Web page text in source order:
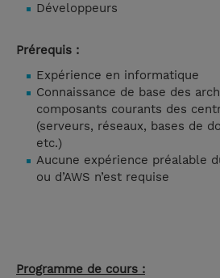
Développeurs
Prérequis :
Expérience en informatique
Connaissance de base des
composants courants des
(serveurs, réseaux, bases de
etc.)
Aucune expérience préalable
ou d’AWS n’est requise
Programme de cours :